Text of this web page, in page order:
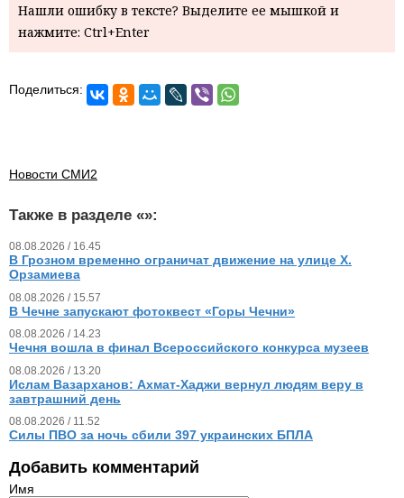
Нашли ошибку в тексте? Выделите ее мышкой и
нажмите: Ctrl+Enter
Поделиться:
Новости СМИ2
Также в разделе «»:
08.08.2026 / 16.45
В Грозном временно ограничат движение на улице Х.
Орзамиева
08.08.2026 / 15.57
В Чечне запускают фотоквест «Горы Чечни»
08.08.2026 / 14.23
Чечня вошла в финал Всероссийского конкурса музеев
08.08.2026 / 13.20
Ислам Вазарханов: Ахмат-Хаджи вернул людям веру в
завтрашний день
08.08.2026 / 11.52
Силы ПВО за ночь сбили 397 украинских БПЛА
Добавить комментарий
Имя